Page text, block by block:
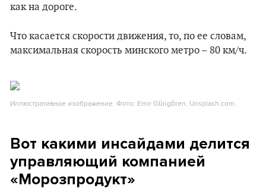
как на дороге.
Что касается скорости движения, то, по ее словам,
максимальная скорость минского метро – 80 км/ч.
Иллюстративное изображение. Фото: Emir Güngören, Unsplash.com.
Вот какими инсайдами делится
управляющий компанией
«Морозпродукт»